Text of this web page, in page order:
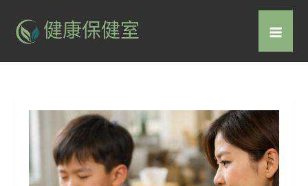
content
健康保健室